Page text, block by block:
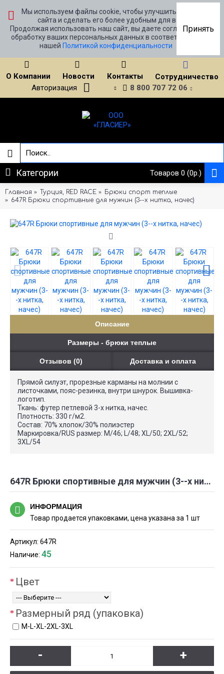
Мы используем файлы cookie, чтобы улучшить работу
сайта и сделать его более удобным для вас.
Продолжая использовать наш сайт, вы даете согласие на
обработку ваших персональных данных в соответствии с
нашей Политикой конфиденциальности
Принять
О Компании Новости Контакты
Сотрудничество
Авторизация
8 800 707 72 06
Товаров 0 (0р.)
Категории
Главная Турция, RED RACE
Брюки спорт теплые
647R Брюки спортивные для мужчин (3--х нитка, начес)
Описание
Размеры - брюки теплые
Отзывов (0) Доставка и оплата
Прямой силуэт, прорезные карманы на молнии с
листочками, пояс-резинка, внутри шнурок. Вышивка-
логотип.
Ткань: футер петлевой 3-х нитка, начес.
Плотность: 330 г/м2.
Состав: 70% хлопок/30% полиэстер
Маркировка/RUS размер: M/46; L/48; XL/50; 2XL/52;
3XL/54
647R Брюки спортивные для мужчин (3--х нитка, начес)
ИНФОРМАЦИЯ
Товар продается упаковками, цена указана за 1 шт
Артикул: 647R
Наличие: 45
Цвет
Размерный ряд (упаковка)
М-L-XL-2XL-3XL
- +